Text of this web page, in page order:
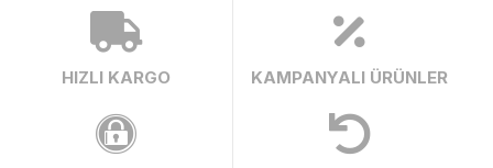
HIZLI KARGO KAMPANYALI ÜRÜNLER